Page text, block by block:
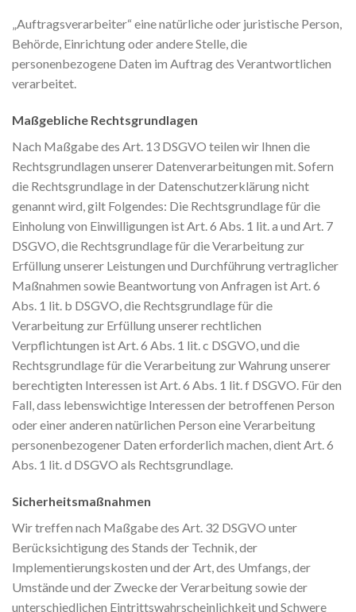
„Auftragsverarbeiter“ eine natürliche oder juristische Person,
Behörde, Einrichtung oder andere Stelle, die
personenbezogene Daten im Auftrag des Verantwortlichen
verarbeitet.
Maßgebliche Rechtsgrundlagen
Nach Maßgabe des Art. 13 DSGVO teilen wir Ihnen die
Rechtsgrundlagen unserer Datenverarbeitungen mit. Sofern
die Rechtsgrundlage in der Datenschutzerklärung nicht
genannt wird, gilt Folgendes: Die Rechtsgrundlage für die
Einholung von Einwilligungen ist Art. 6 Abs. 1 lit. a und Art. 7
DSGVO, die Rechtsgrundlage für die Verarbeitung zur
Erfüllung unserer Leistungen und Durchführung vertraglicher
Maßnahmen sowie Beantwortung von Anfragen ist Art. 6
Abs. 1 lit. b DSGVO, die Rechtsgrundlage für die
Verarbeitung zur Erfüllung unserer rechtlichen
Verpflichtungen ist Art. 6 Abs. 1 lit. c DSGVO, und die
Rechtsgrundlage für die Verarbeitung zur Wahrung unserer
berechtigten Interessen ist Art. 6 Abs. 1 lit. f DSGVO. Für den
Fall, dass lebenswichtige Interessen der betroffenen Person
oder einer anderen natürlichen Person eine Verarbeitung
personenbezogener Daten erforderlich machen, dient Art. 6
Abs. 1 lit. d DSGVO als Rechtsgrundlage.
Sicherheitsmaßnahmen
Wir treffen nach Maßgabe des Art. 32 DSGVO unter
Berücksichtigung des Stands der Technik, der
Implementierungskosten und der Art, des Umfangs, der
Umstände und der Zwecke der Verarbeitung sowie der
unterschiedlichen Eintrittswahrscheinlichkeit und Schwere